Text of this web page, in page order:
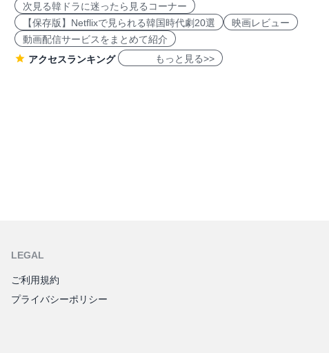
次見る韓ドラに迷ったら見るコーナー
【保存版】Netflixで見られる韓国時代劇20選
映画レビュー
動画配信サービスをまとめて紹介
アクセスランキング
もっと見る>>
LEGAL
ご利用規約
プライバシーポリシー